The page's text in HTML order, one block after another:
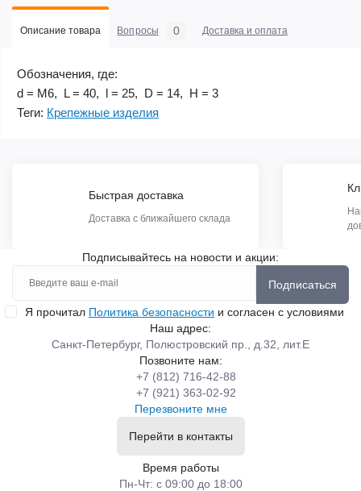
Описание товара Вопросы 0 Доставка и оплата
Обозначения, где:
d = М6, L = 40, l = 25, D = 14, H = 3
Теги: Крепежные изделия
Быстрая доставка
Доставка с ближайшего склада
Подписывайтесь на новости и акции:
Подписаться
Я прочитал Политика безопасности и согласен с условиями
Наш адрес:
Санкт-Петербург, Полюстровский пр., д.32, лит.Е
Позвоните нам:
+7 (812) 716-42-88
+7 (921) 363-02-92
Перезвоните мне
Перейти в контакты
Время работы
Пн-Чт: с 09:00 до 18:00